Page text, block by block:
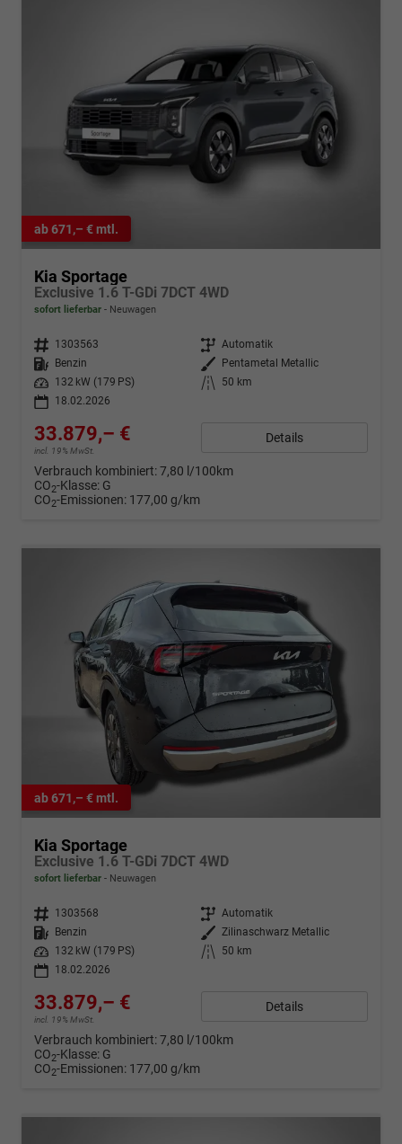
ab 671,– € mtl.
Kia Sportage
Exclusive 1.6 T-GDi 7DCT 4WD
sofort lieferbar Neuwagen
Fahrzeugnr. 1303563 Getriebe Automatik
Kraftstoff
Benzin Außenfarbe
Pentametal Metallic
Leistung
132 kW (179 PS) Kilometerstand
50 km
18.02.2026
33.879,– €
incl. 19% MwSt.
Details
Verbrauch kombiniert:7,80 l/100km
CO2-Klasse: G
CO2-Emissionen: 177,00 g/km
ab 671,– € mtl.
Kia Sportage
Exclusive 1.6 T-GDi 7DCT 4WD
sofort lieferbar Neuwagen
Fahrzeugnr. 1303568 Getriebe Automatik
Kraftstoff
Benzin Außenfarbe Zilinaschwarz Metallic
Leistung
132 kW (179 PS) Kilometerstand
50 km
18.02.2026
33.879,– €
incl. 19% MwSt.
Details
Verbrauch kombiniert:7,80 l/100km
CO2-Klasse: G
CO2-Emissionen: 177,00 g/km